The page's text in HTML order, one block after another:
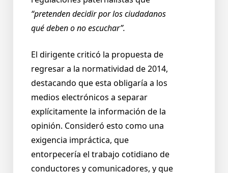
“pretenden decidir por los ciudadanos
qué deben o no escuchar”.
El dirigente criticó la propuesta de
regresar a la normatividad de 2014,
destacando que esta obligaría a los
medios electrónicos a separar
explícitamente la información de la
opinión. Consideró esto como una
exigencia impráctica, que
entorpecería el trabajo cotidiano de
conductores y comunicadores, y que